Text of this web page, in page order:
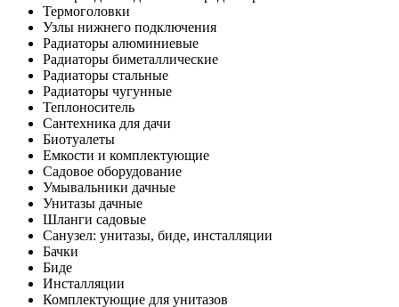
Термоголовки
Узлы нижнего подключения
Радиаторы алюминиевые
Радиаторы биметаллические
Радиаторы стальные
Радиаторы чугунные
Теплоноситель
Сантехника для дачи
Биотуалеты
Емкости и комплектующие
Садовое оборудование
Умывальники дачные
Унитазы дачные
Шланги садовые
Санузел: унитазы, биде, инсталляции
Бачки
Биде
Инсталляции
Комплектующие для унитазов